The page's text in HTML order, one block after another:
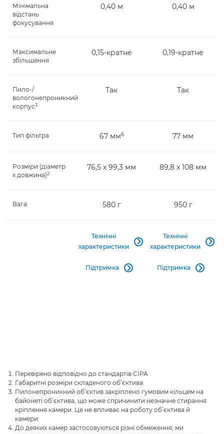
Мінімальна
відстань
фокусування
0,40 м 0,40 м
Максимальне
збільшення
0,15-кратне 0,19-кратне
Пило-/
вологонепроникний
корпус3
Так Так
Тип фільтра 67 мм6 77 мм
Розміри (діаметр
х довжина)2
76,5 x 99,3 мм 89,8 x 108 мм
Вага 580 г 950 г
Технічні
характеристики

Підтримка 
Технічні
характеристики

Підтримка 
Перевірено відповідно до стандартів CIPA
Габаритні розміри складеного об’єктива.
Пилонепроникний об’єктив закріплено гумовим кільцем на
байонеті об’єктива, що може спричинити незначне стирання
кріплення камери. Це не впливає на роботу об’єктива й
камери.
До деяких камер застосовуються різні обмеження; ми